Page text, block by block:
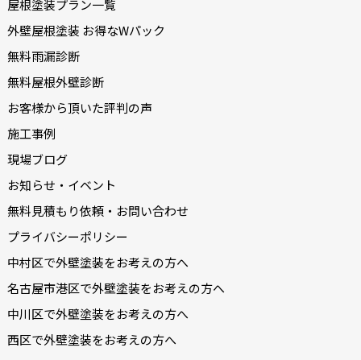
屋根塗装プラン一覧
外壁屋根塗装 お得なWパック
無料雨漏診断
無料屋根外壁診断
お客様から頂いた評判の声
施工事例
現場ブログ
お知らせ・イベント
無料見積もり依頼・お問い合わせ
プライバシーポリシー
中村区で外壁塗装をお考えの方へ
名古屋市港区で外壁塗装をお考えの方へ
中川区で外壁塗装をお考えの方へ
西区で外壁塗装をお考えの方へ